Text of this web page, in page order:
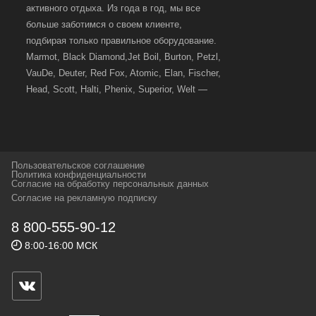
активного отдыха. Из года в год, мы все
больше заботимся о своем клиенте,
подбирая только правильное оборудование.
Marmot, Black Diamond,Jet Boil, Burton, Petzl,
VauDe, Deuter, Red Fox, Atomic, Elan, Fischer,
Head, Scott, Halti, Phenix, Superior, Welt —
и взыскательных путешественников,
спортсменов и отдыхающих.
Геннадьевич
ИНН 590300057023 ОГРН 304590319000121
ул.Советская, 25, магазин Басег.
Тел./факс (342) 2101242
Пользовательское соглашение
Политика конфиденциальности
Согласие на обработку персональных данных
Согласие на рекламную подписку
8 800-555-90-12
8:00-16:00 МСК